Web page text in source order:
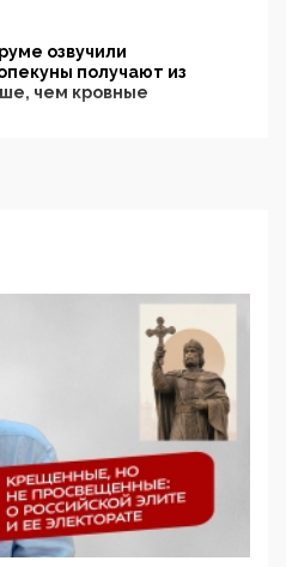
озвучили
получают из
чем кровные
в России, но
определять
Минцифры намерено
право
социальные объекты от
от борца с
контентом